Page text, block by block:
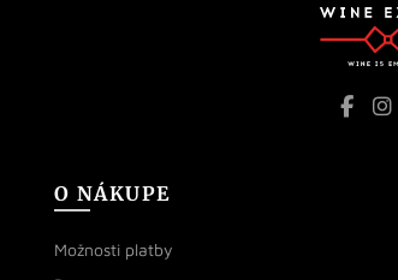
O NÁKUPE
Možnosti platby